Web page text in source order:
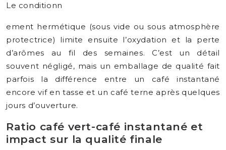
Le conditionn
ement hermétique (sous vide ou sous atmosphère
protectrice) limite ensuite l’oxydation et la perte
d’arômes au fil des semaines. C’est un détail
souvent négligé, mais un emballage de qualité fait
parfois la différence entre un café instantané
encore vif en tasse et un café terne après quelques
jours d’ouverture.
Ratio café vert-café instantané et
impact sur la qualité finale